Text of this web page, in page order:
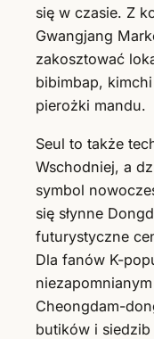
się w czasie. Z
Gwangjang
zakosztować
bibimbap,
pierożki mandu.
Seul to także
Wschodniej, a
symbol
się słynne
futurystyczne
Dla fanów K-
Cheongdam-
butików i